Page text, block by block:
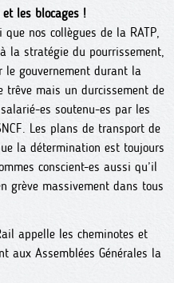
les blocages !
nos collègues de la RATP,
la stratégie du pourrissement,
le gouvernement durant la
trêve mais un durcissement de
es soutenu-es par les
Les plans de transport de
la détermination est toujours
conscient-es aussi qu’il
grève massivement dans tous
appelle les cheminotes et
aux Assemblées Générales la